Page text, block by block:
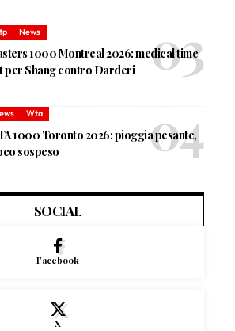
News
1000 Montreal 2026: medical time
per Shang contro Darderi
Wta
1000 Toronto 2026: pioggia pesante,
sospeso
SOCIAL
Facebook
X